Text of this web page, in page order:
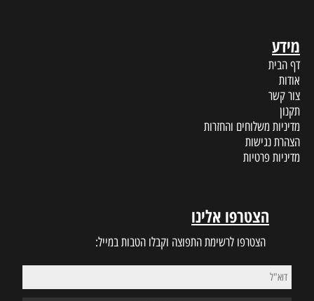
מידע
דף הבית
אודות
צור קשר
תקנון
מדיניות משלוחים והחזרות
הצהרת נגישות
מדיניות פרטיות
הצטרפו אלינו
הצטרפו לרשימת התפוצה וקבלו הטבות במייל: